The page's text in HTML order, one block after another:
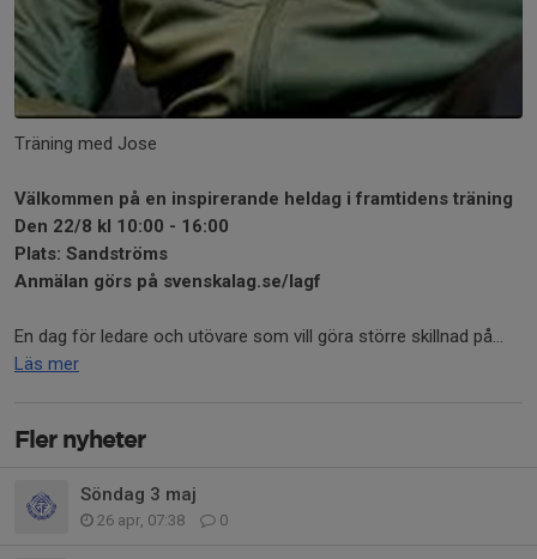
Träning med Jose
Välkommen på en inspirerande heldag i framtidens träning
Den 22/8 kl 10:00 - 16:00
Plats: Sandströms
Anmälan görs på svenskalag.se/lagf
En dag för ledare och utövare som vill göra större skillnad på...
Läs mer
Fler nyheter
Söndag 3 maj
26 apr, 07:38 0